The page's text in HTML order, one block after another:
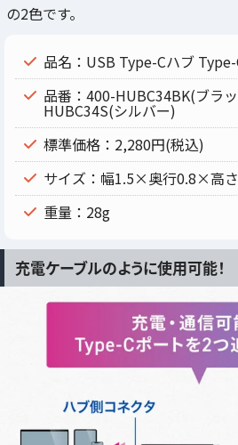
の2色です。
品名：USB Type-Cハブ
品番：400-HUBC34BK(ブラ
HUBC34S(シルバー)
標準価格：2,280円(税込)
サイズ：幅1.5×奥行0.8×高
重量：28g
充電ケーブルのように使用可能！